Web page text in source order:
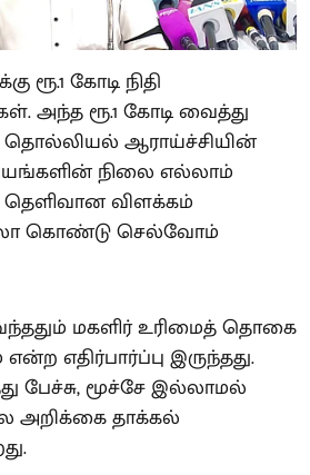
கோடி நிதி
அந்த ரூ.1 கோடி வைத்து
ஆராய்ச்சியின்
நிலை எல்லாம்
தெளிவான விளக்கம்
கொண்டு செல்வோம்
மகளிர் உரிமைத் தொகை
எதிர்பார்ப்பு இருந்தது.
பேச்சு, மூச்சே இல்லாமல்
அறிக்கை தாக்கல்